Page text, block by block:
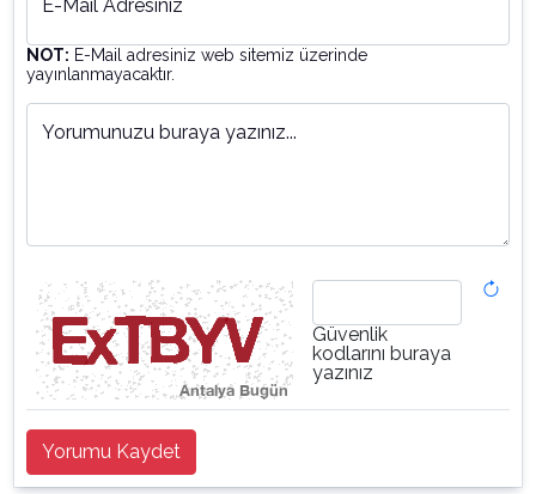
E-Mail Adresiniz
NOT: E-Mail adresiniz web sitemiz üzerinde
yayınlanmayacaktır.
Yorumunuzu buraya yazınız...
Güvenlik
kodlarını buraya
yazınız
Yorumu Kaydet